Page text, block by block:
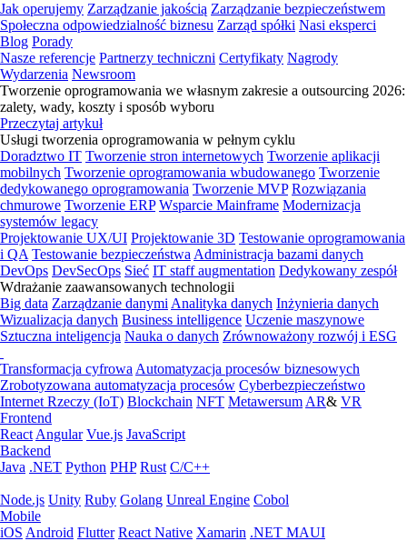
Jak operujemy Zarządzanie jakością Zarządzanie bezpieczeństwem
Społeczna odpowiedzialność biznesu Zarząd spółki Nasi eksperci
Blog Porady
Nasze referencje Partnerzy techniczni Certyfikaty Nagrody
Wydarzenia Newsroom
Tworzenie oprogramowania we własnym zakresie a outsourcing 2026:
zalety, wady, koszty i sposób wyboru
Przeczytaj artykuł
Usługi tworzenia oprogramowania w pełnym cyklu
Doradztwo IT Tworzenie stron internetowych Tworzenie aplikacji
mobilnych Tworzenie oprogramowania wbudowanego Tworzenie
dedykowanego oprogramowania Tworzenie MVP Rozwiązania
chmurowe Tworzenie ERP Wsparcie Mainframe Modernizacja
systemów legacy
Projektowanie UX/UI Projektowanie 3D Testowanie oprogramowania
i QA Testowanie bezpieczeństwa Administracja bazami danych
DevOps DevSecOps Sieć IT staff augmentation Dedykowany zespół
Wdrażanie zaawansowanych technologii
Big data Zarządzanie danymi Analityka danych Inżynieria danych
Wizualizacja danych Business intelligence Uczenie maszynowe
Sztuczna inteligencja Nauka o danych Zrównoważony rozwój i ESG
Transformacja cyfrowa Automatyzacja procesów biznesowych
Zrobotyzowana automatyzacja procesów Cyberbezpieczeństwo
Internet Rzeczy (IoT) Blockchain NFT Metawersum AR& VR
Frontend
React Angular Vue.js JavaScript
Backend
Java .NET Python PHP Rust C/C++
Node.js Unity Ruby Golang Unreal Engine Cobol
Mobile
iOS Android Flutter React Native Xamarin .NET MAUI